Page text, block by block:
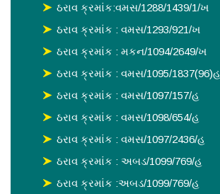
ઠરાવ ક્રમાંક:વમસ/1288/1439/1/ખ
ઠરાવ ક્રમાંક : વમસ/1293/921/ખ
ઠરાવ ક્રમાંક : મકન/1094/2649/ખ
ઠરાવ ક્રમાંક : વમસ/1095/1837(96)હ
ઠરાવ ક્રમાંક : વમસ/1097/157/હ
ઠરાવ ક્રમાંક : વમસ/1098/654/હ
ઠરાવ ક્રમાંક : વમસ/1097/2436/હ
ઠરાવ ક્રમાંક : અબડ/1099/769/હ
ઠરાવ ક્રમાંક :અબડ/1099/769/હ